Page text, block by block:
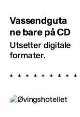
Vassendguta
ne bare på CD
Utsetter digitale
formater.